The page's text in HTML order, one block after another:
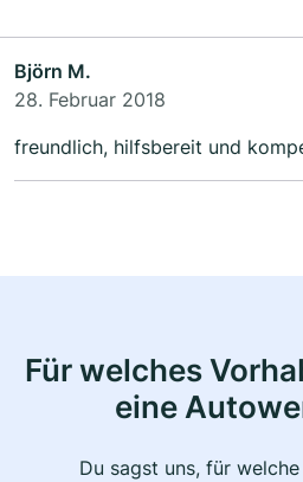
Björn M.
28. Februar 2018
freundlich, hilfsbereit und
Für welches
eine
Du sagst uns, für